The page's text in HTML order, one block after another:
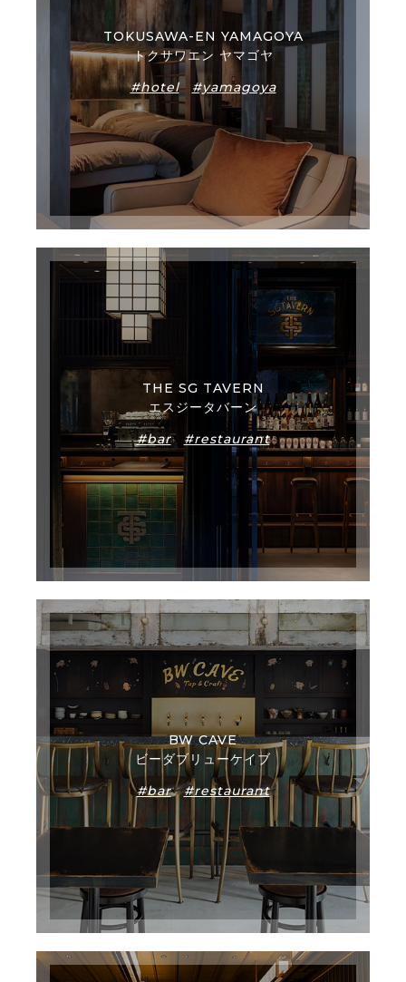
TOKUSAWA-EN YAMAGOYA
トクサワエン ヤマゴヤ
#hotel
#yamagoya
THE SG TAVERN
エスジータバーン
#bar
#restaurant
BW CAVE
ビーダブリューケイブ
#bar
#restaurant